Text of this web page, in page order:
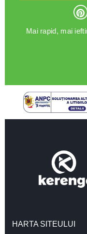
Mai rapid, mai
HARTA SITEULUI